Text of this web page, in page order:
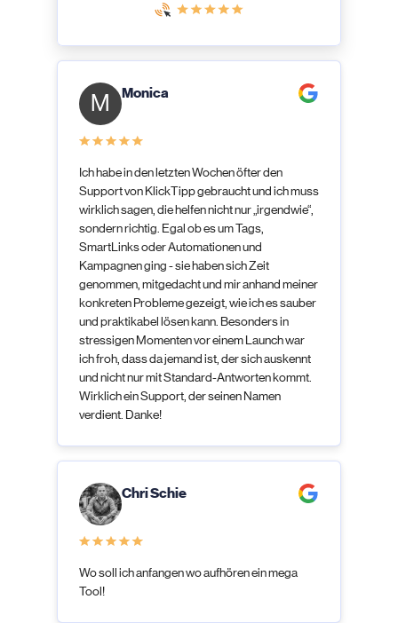
M Monica
Ich habe in den letzten Wochen öfter den
Support von KlickTipp gebraucht und ich muss
wirklich sagen, die helfen nicht nur „irgendwie“,
sondern richtig. Egal ob es um Tags,
SmartLinks oder Automationen und
Kampagnen ging - sie haben sich Zeit
genommen, mitgedacht und mir anhand meiner
konkreten Probleme gezeigt, wie ich es sauber
und praktikabel lösen kann. Besonders in
stressigen Momenten vor einem Launch war
ich froh, dass da jemand ist, der sich auskennt
und nicht nur mit Standard-Antworten kommt.
Wirklich ein Support, der seinen Namen
verdient. Danke!
Chri Schie
Wo soll ich anfangen wo aufhören ein mega
Tool!